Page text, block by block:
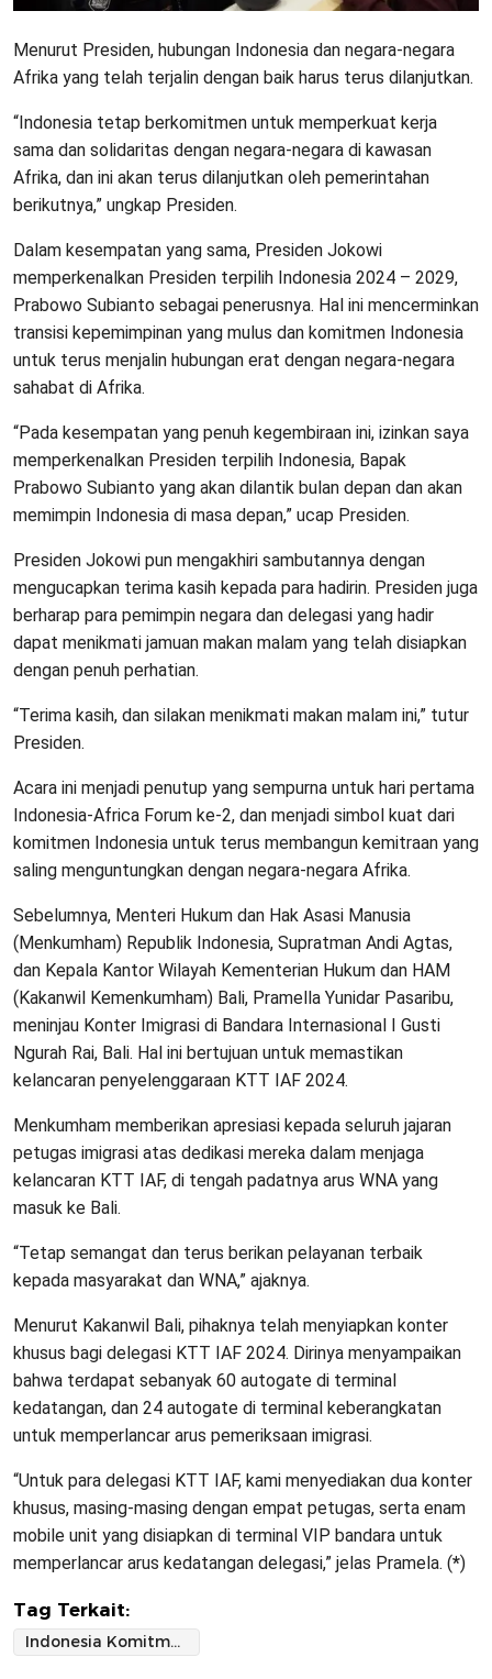
Menurut Presiden, hubungan Indonesia dan negara-negara
Afrika yang telah terjalin dengan baik harus terus dilanjutkan.
“Indonesia tetap berkomitmen untuk memperkuat kerja
sama dan solidaritas dengan negara-negara di kawasan
Afrika, dan ini akan terus dilanjutkan oleh pemerintahan
berikutnya,” ungkap Presiden.
Dalam kesempatan yang sama, Presiden Jokowi
memperkenalkan Presiden terpilih Indonesia 2024 – 2029,
Prabowo Subianto sebagai penerusnya. Hal ini mencerminkan
transisi kepemimpinan yang mulus dan komitmen Indonesia
untuk terus menjalin hubungan erat dengan negara-negara
sahabat di Afrika.
“Pada kesempatan yang penuh kegembiraan ini, izinkan saya
memperkenalkan Presiden terpilih Indonesia, Bapak
Prabowo Subianto yang akan dilantik bulan depan dan akan
memimpin Indonesia di masa depan,” ucap Presiden.
Presiden Jokowi pun mengakhiri sambutannya dengan
mengucapkan terima kasih kepada para hadirin. Presiden juga
berharap para pemimpin negara dan delegasi yang hadir
dapat menikmati jamuan makan malam yang telah disiapkan
dengan penuh perhatian.
“Terima kasih, dan silakan menikmati makan malam ini,” tutur
Presiden.
Acara ini menjadi penutup yang sempurna untuk hari pertama
Indonesia-Africa Forum ke-2, dan menjadi simbol kuat dari
komitmen Indonesia untuk terus membangun kemitraan yang
saling menguntungkan dengan negara-negara Afrika.
Sebelumnya, Menteri Hukum dan Hak Asasi Manusia
(Menkumham) Republik Indonesia, Supratman Andi Agtas,
dan Kepala Kantor Wilayah Kementerian Hukum dan HAM
(Kakanwil Kemenkumham) Bali, Pramella Yunidar Pasaribu,
meninjau Konter Imigrasi di Bandara Internasional I Gusti
Ngurah Rai, Bali. Hal ini bertujuan untuk memastikan
kelancaran penyelenggaraan KTT IAF 2024.
Menkumham memberikan apresiasi kepada seluruh jajaran
petugas imigrasi atas dedikasi mereka dalam menjaga
kelancaran KTT IAF, di tengah padatnya arus WNA yang
masuk ke Bali.
“Tetap semangat dan terus berikan pelayanan terbaik
kepada masyarakat dan WNA,” ajaknya.
Menurut Kakanwil Bali, pihaknya telah menyiapkan konter
khusus bagi delegasi KTT IAF 2024. Dirinya menyampaikan
bahwa terdapat sebanyak 60 autogate di terminal
kedatangan, dan 24 autogate di terminal keberangkatan
untuk memperlancar arus pemeriksaan imigrasi.
“Untuk para delegasi KTT IAF, kami menyediakan dua konter
khusus, masing-masing dengan empat petugas, serta enam
mobile unit yang disiapkan di terminal VIP bandara untuk
memperlancar arus kedatangan delegasi,” jelas Pramela. (*)
Tag Terkait:
Indonesia Komitmen untuk Negara Sahabat di Afrika pada Indonesia-Africa Forum